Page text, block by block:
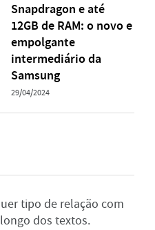
Snapdragon e até
12GB de RAM: o novo e
empolgante
intermediário da
Samsung
29/04/2024
tipo de relação com
dos textos.